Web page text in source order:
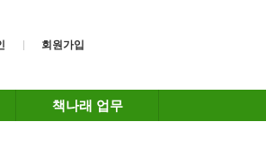
회원가입
책나래 업무